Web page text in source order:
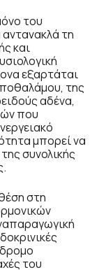
του
τη
και
εξαρτάται
της
αδένα,
που
μπορεί να
συνολικής
στη
του